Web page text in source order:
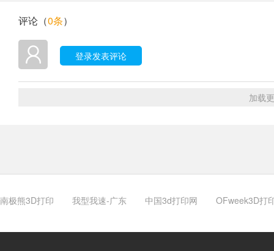
评论（0条）
登录发表评论
加载
南极熊3D打印 我型我速-广东 中国3d打印网 OFweek3D打